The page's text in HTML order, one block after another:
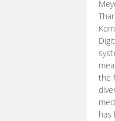
the
has